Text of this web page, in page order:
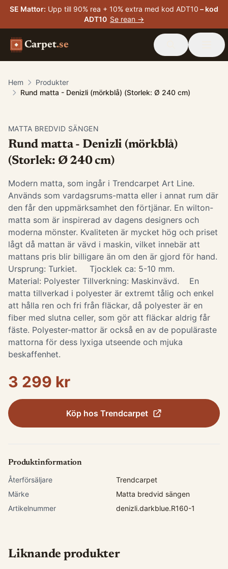
SE Mattor: Upp till 90% rea + 10% extra med kod ADT10 – kod
ADT10 Se rean →
Carpet.se
Hem
Produkter
Rund matta - Denizli (mörkblå) (Storlek: Ø 240 cm)
MATTA BREDVID SÄNGEN
Rund matta - Denizli (mörkblå)
(Storlek: Ø 240 cm)
Modern matta, som ingår i Trendcarpet Art Line.
Används som vardagsrums-matta eller i annat rum där
den får den uppmärksamhet den förtjänar. En wilton-
matta som är inspirerad av dagens designers och
moderna mönster. Kvaliteten är mycket hög och priset
lågt då mattan är vävd i maskin, vilket innebär att
mattans pris blir billigare än om den är gjord för hand.
Ursprung: Turkiet. Tjocklek ca: 5-10 mm.
Material: Polyester Tillverkning: Maskinvävd. ​ En
matta tillverkad i polyester är extremt tålig och enkel
att hålla ren och fri från fläckar, då polyester är en
fiber med slutna celler, som gör att fläckar aldrig får
fäste. Polyester-mattor är också en av de populäraste
mattorna för dess lyxiga utseende och mjuka
beskaffenhet.
3 299 kr
Köp hos Trendcarpet
Produktinformation
Återförsäljare
Trendcarpet
Märke
Matta bredvid sängen
Artikelnummer
denizli.darkblue.R160-1
Liknande produkter